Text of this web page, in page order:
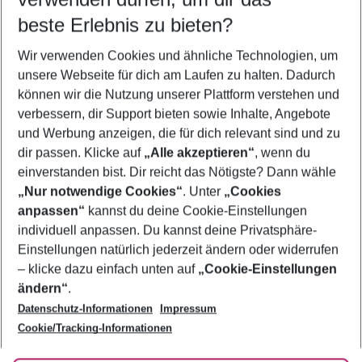
5-8 Nächte
2 Erwachsene Keine Kinder
Mehr Filter anzeigen
Footer
Footer navigation
Über uns
AGB
Bestpreisgarantie
Cookie-Einstellungen ändern
Cookie-Richtlinie
Agenturbetreuung
Barrierefreies Reisen
Folge uns
beste Erlebnis zu bieten?
Wir verwenden Cookies und ähnliche Technologien, um
unsere Webseite für dich am Laufen zu halten. Dadurch
können wir die Nutzung unserer Plattform verstehen und
verbessern, dir Support bieten sowie Inhalte, Angebote
und Werbung anzeigen, die für dich relevant sind und zu
dir passen. Klicke auf „Alle akzeptieren“, wenn du
einverstanden bist. Dir reicht das Nötigste? Dann wähle
„Nur notwendige Cookies“. Unter „Cookies
anpassen“ kannst du deine Cookie-Einstellungen
individuell anpassen. Du kannst deine Privatsphäre-
Einstellungen natürlich jederzeit ändern oder widerrufen
– klicke dazu einfach unten auf „Cookie-Einstellungen
ändern“.
Datenschutz-Informationen
Impressum
Cookie/Tracking-Informationen